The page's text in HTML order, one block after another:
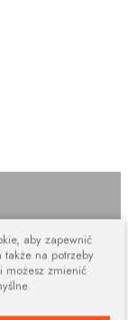
aby zapewnić
na potrzeby
zmienić